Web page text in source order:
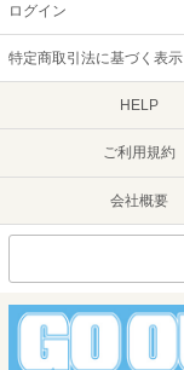
ログイン
特定商取引法に基づく表示
HELP
ご利用規約
会社概要